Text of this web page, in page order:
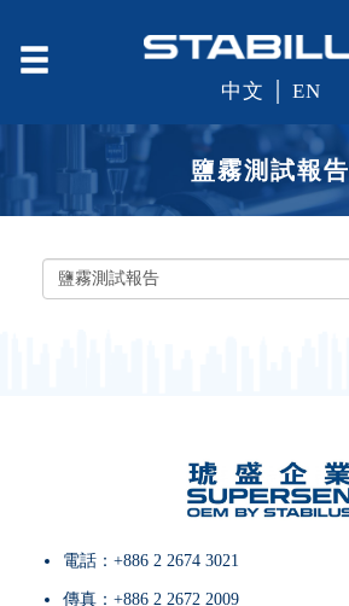
中文 EN
鹽霧測試報告
電話： +886 2 2674 3021
傳真： +886 2 2672 2009